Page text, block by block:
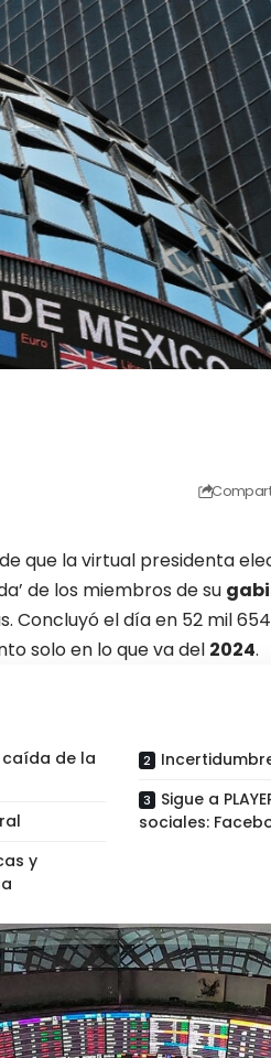
que la virtual presidenta
de los miembros de su
Concluyó el día en 52 mil
solo en lo que va del 2024.
de la
y
Sigue a
sociales: